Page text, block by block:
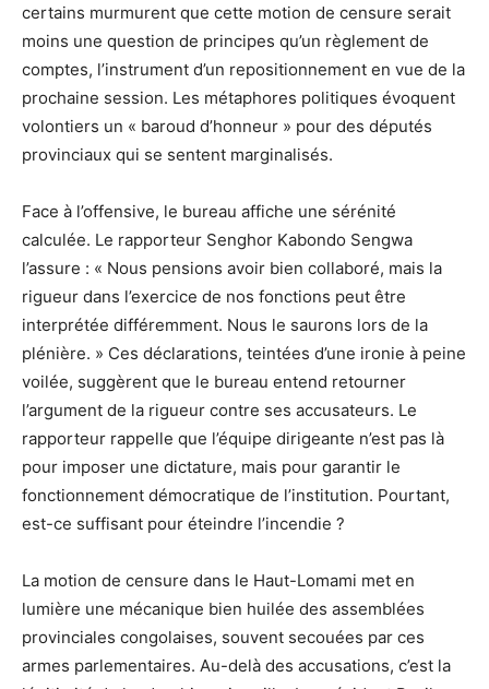
certains murmurent que cette motion de censure serait
moins une question de principes qu’un règlement de
comptes, l’instrument d’un repositionnement en vue de la
prochaine session. Les métaphores politiques évoquent
volontiers un « baroud d’honneur » pour des députés
provinciaux qui se sentent marginalisés.
Face à l’offensive, le bureau affiche une sérénité
calculée. Le rapporteur Senghor Kabondo Sengwa
l’assure : « Nous pensions avoir bien collaboré, mais la
rigueur dans l’exercice de nos fonctions peut être
interprétée différemment. Nous le saurons lors de la
plénière. » Ces déclarations, teintées d’une ironie à peine
voilée, suggèrent que le bureau entend retourner
l’argument de la rigueur contre ses accusateurs. Le
rapporteur rappelle que l’équipe dirigeante n’est pas là
pour imposer une dictature, mais pour garantir le
fonctionnement démocratique de l’institution. Pourtant,
est-ce suffisant pour éteindre l’incendie ?
La motion de censure dans le Haut-Lomami met en
lumière une mécanique bien huilée des assemblées
provinciales congolaises, souvent secouées par ces
armes parlementaires. Au-delà des accusations, c’est la